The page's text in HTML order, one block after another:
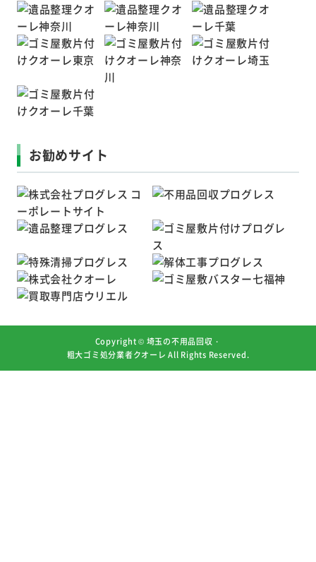
お勧めサイト
Copyright © 埼玉の不用品回収・
粗大ゴミ処分業者クオーレ All Rights Reserved.